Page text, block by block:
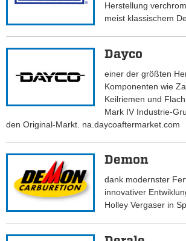
Herstellung
meist klassischem
Dayco
einer der größten
Komponenten wie
Keilriemen und
Mark IV Industrie-
den Original-Markt. na.daycoaftermarket.com
Demon
dank modernster
innovativer
Holley Vergaser in